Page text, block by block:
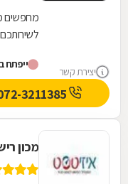
יצירת קשר
מחפשים
שנות...
ייפתח
מכון